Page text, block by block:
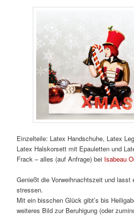
Einzelteile: Latex Handschuhe, Latex
Latex Halskorsett mit Epauletten und
Frack – alles (auf Anfrage) bei Isabeau
Genießt die Vorweihnachtszeit und lasst
stressen.
Mit ein bisschen Glück gibt’s bis
weiteres Bild zur Beruhigung (oder